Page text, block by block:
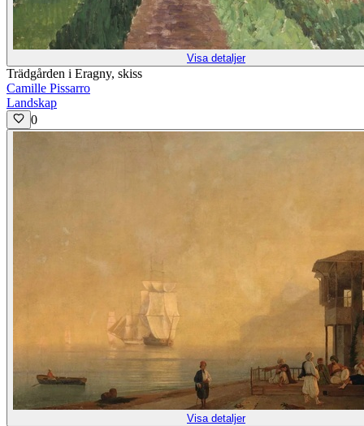
Visa detaljer
Trädgården i Eragny, skiss
Camille Pissarro
Landskap
0
Visa detaljer